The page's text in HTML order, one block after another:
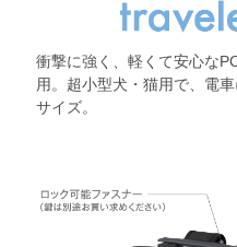
衝撃に強く、軽くて安心な
用。超小型犬・猫用で、電
サイズ。